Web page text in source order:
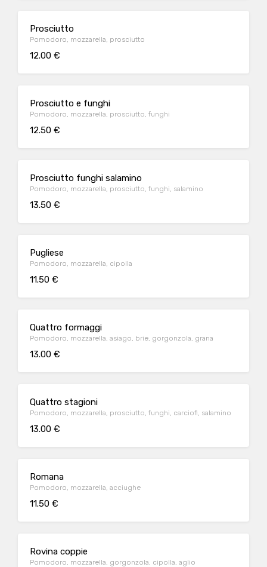
Prosciutto
Pomodoro, mozzarella, prosciutto
12.00 €
Prosciutto e funghi
Pomodoro, mozzarella, prosciutto, funghi
12.50 €
Prosciutto funghi salamino
Pomodoro, mozzarella, prosciutto, funghi, salamino
13.50 €
Pugliese
Pomodoro, mozzarella, cipolla
11.50 €
Quattro formaggi
Pomodoro, mozzarella, asiago, brie, gorgonzola, grana
13.00 €
Quattro stagioni
Pomodoro, mozzarella, prosciutto, funghi, carciofi, salamino
13.00 €
Romana
Pomodoro, mozzarella, acciughe
11.50 €
Rovina coppie
Pomodoro, mozzarella, gorgonzola, cipolla, aglio